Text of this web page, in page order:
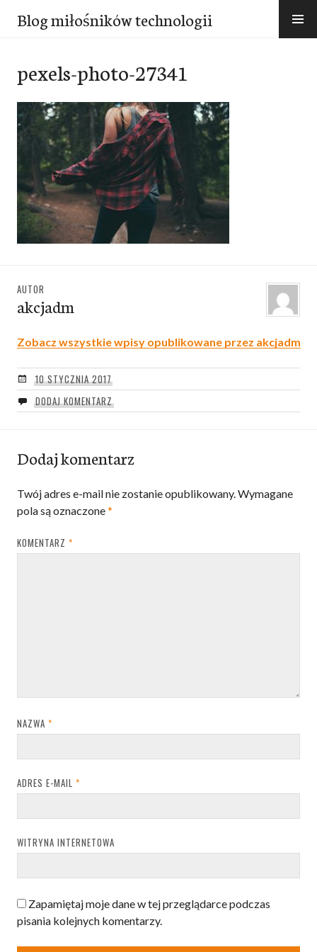
Blog miłośników technologii
pexels-photo-27341
AUTOR
akcjadm
Zobacz wszystkie wpisy opublikowane przez akcjadm
10 STYCZNIA 2017
DODAJ KOMENTARZ
Dodaj komentarz
Twój adres e-mail nie zostanie opublikowany.Wymagane
pola są oznaczone*
KOMENTARZ *
NAZWA *
ADRES E-MAIL *
WITRYNA INTERNETOWA
Zapamiętaj moje dane w tej przeglądarce podczas
pisania kolejnych komentarzy.